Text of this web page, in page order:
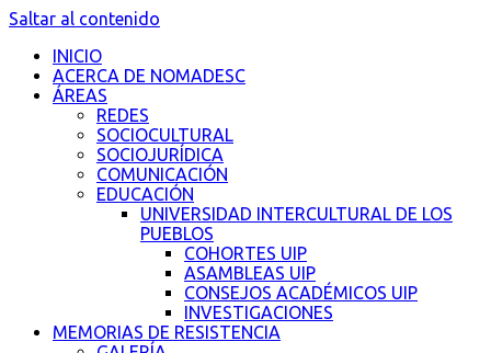
Saltar al contenido
INICIO
ACERCA DE NOMADESC
ÁREAS
REDES
SOCIOCULTURAL
SOCIOJURÍDICA
COMUNICACIÓN
EDUCACIÓN
UNIVERSIDAD INTERCULTURAL DE LOS
PUEBLOS
COHORTES UIP
ASAMBLEAS UIP
CONSEJOS ACADÉMICOS UIP
INVESTIGACIONES
MEMORIAS DE RESISTENCIA